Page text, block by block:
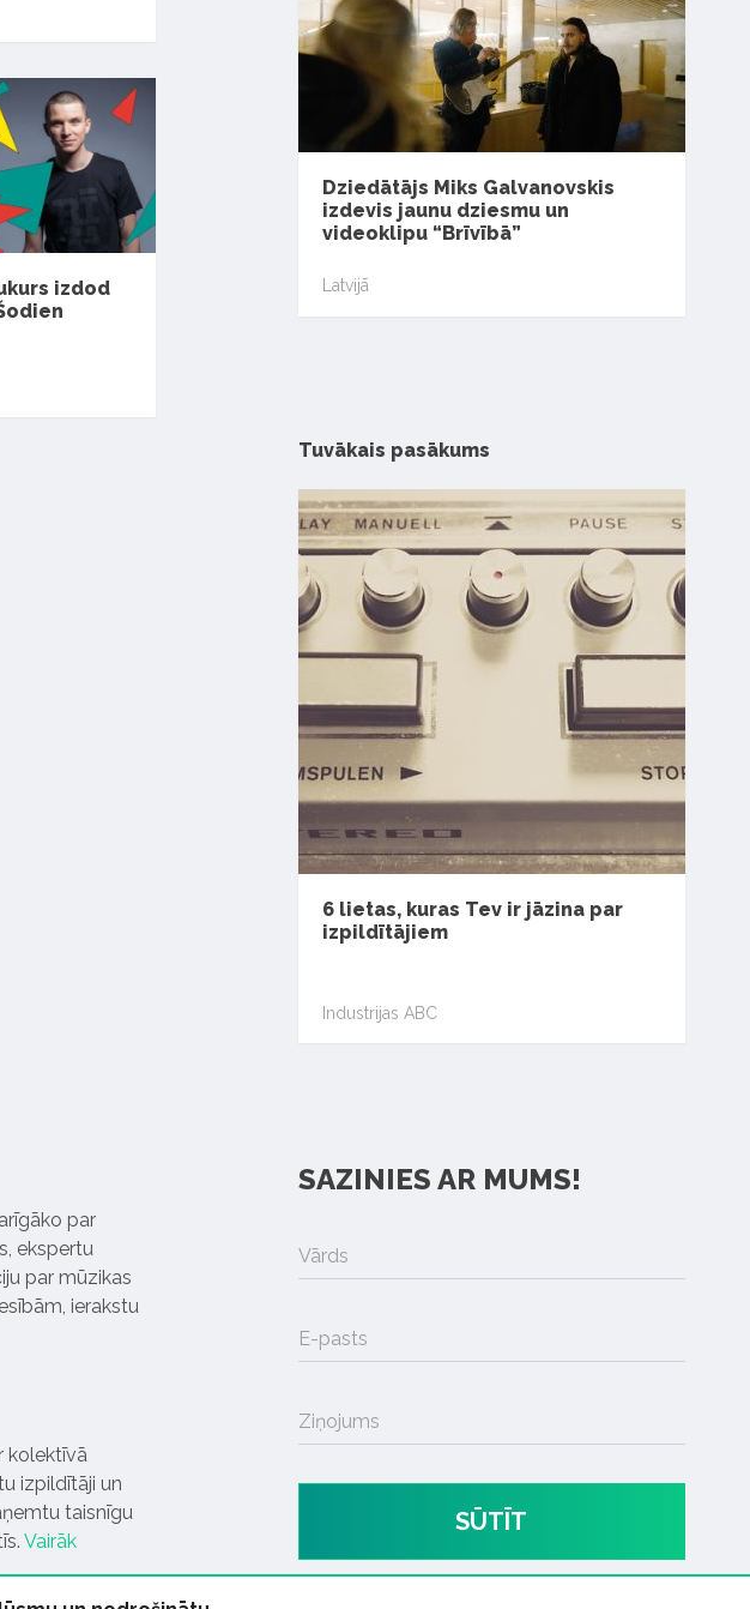
izdod
Dziedātājs Miks Galvanovskis
izdevis jaunu dziesmu un
videoklipu “Brīvībā”
Latvijā
Tuvākais pasākums
6 lietas, kuras Tev ir jāzina par
izpildītājiem
Industrijas ABC
par
ekspertu
par mūzikas
ierakstu
kolektīvā
izpildītāji un
taisnīgu
Vairāk
SAZINIES AR MUMS!
Vārds
E-pasts
Ziņojums
SŪTĪT